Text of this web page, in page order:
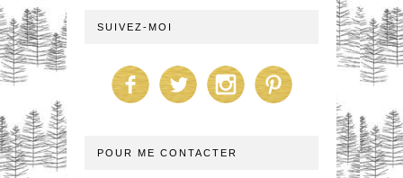
SUIVEZ-MOI
POUR ME CONTACTER